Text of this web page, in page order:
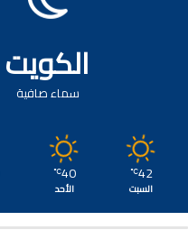
الكويت
سماء صافية
42
℃
السبت
40
℃
الأحد